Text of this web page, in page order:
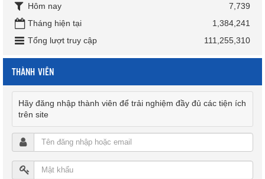
Hôm nay
7,739
Tháng hiện tại
1,384,241
Tổng lượt truy cập
111,255,310
THÀNH VIÊN
Hãy đăng nhập thành viên để trải nghiệm đầy đủ các tiện ích
trên site